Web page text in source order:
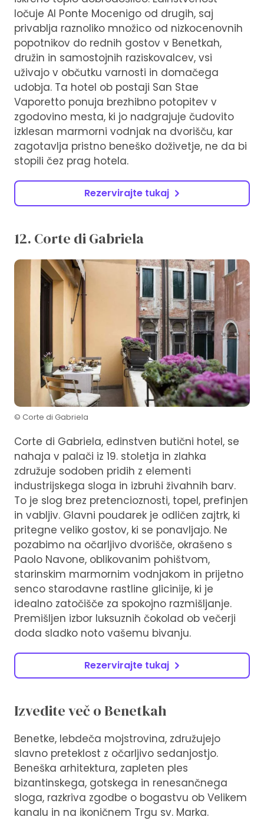
ločuje Al Ponte Mocenigo od drugih, saj
privablja raznoliko množico od nizkocenovnih
popotnikov do rednih gostov v Benetkah,
družin in samostojnih raziskovalcev, vsi
uživajo v občutku varnosti in domačega
udobja. Ta hotel ob postaji San Stae
Vaporetto ponuja brezhibno potopitev v
zgodovino mesta, ki jo nadgrajuje čudovito
izklesan marmorni vodnjak na dvorišču, kar
zagotavlja pristno beneško doživetje, ne da bi
stopili čez prag hotela.
Rezervirajte tukaj
12. Corte di Gabriela
© Corte di Gabriela
Corte di Gabriela, edinstven butični hotel, se
nahaja v palači iz 19. stoletja in zlahka
združuje sodoben pridih z elementi
industrijskega sloga in izbruhi živahnih barv.
To je slog brez pretencioznosti, topel, prefinjen
in vabljiv. Glavni poudarek je odličen zajtrk, ki
pritegne veliko gostov, ki se ponavljajo. Ne
pozabimo na očarljivo dvorišče, okrašeno s
Paolo Navone, oblikovanim pohištvom,
starinskim marmornim vodnjakom in prijetno
senco starodavne rastline glicinije, ki je
idealno zatočišče za spokojno razmišljanje.
Premišljen izbor luksuznih čokolad ob večerji
doda sladko noto vašemu bivanju.
Rezervirajte tukaj
Izvedite več o Benetkah
Benetke, lebdeča mojstrovina, združujejo
slavno preteklost z očarljivo sedanjostjo.
Beneška arhitektura, zapleten ples
bizantinskega, gotskega in renesančnega
sloga, razkriva zgodbe o bogastvu ob Velikem
kanalu in na ikoničnem Trgu sv. Marka.